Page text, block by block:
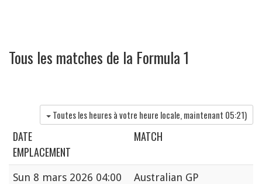
Tous les matches de la Formula 1
Toutes les heures à votre heure locale, maintenant 05:21)
DATE
MATCH
EMPLACEMENT
Sun 8 mars 2026 04:00
Australian GP